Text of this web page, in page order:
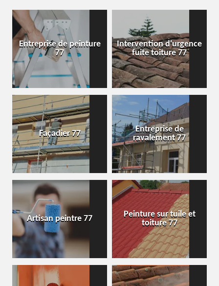
Entreprise de peinture
77
Intervention d'urgence
fuite toiture 77
Façadier 77
Entreprise de
ravalement 77
Artisan peintre 77
Peinture sur tuile et
toiture 77